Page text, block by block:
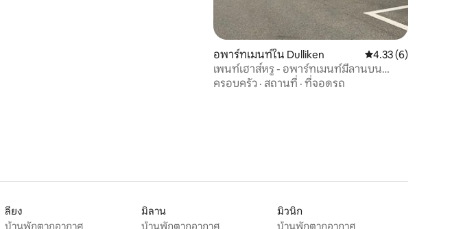
อพาร์ทเมนท์ใน Dulliken คะแนนเฉลี่ย 4.33 จา
4.33 (6)
เพนท์เฮาส์หรู - อพาร์ทเมนท์มีลานบน
ดาดฟ้า
ครอบครัว · สถานที่ · ที่จอดรถ
ลียง
บ้านพักตากอากาศ
มิลาน
บ้านพักตากอากาศ
มิวนิก
บ้านพักตากอากาศ